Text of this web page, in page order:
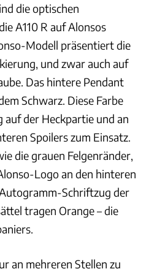
die optischen
A110 R auf Alonsos
Modell präsentiert die
und zwar auch auf
Das hintere Pendant
Schwarz. Diese Farbe
der Heckpartie und an
Spoilers zum Einsatz.
die grauen Felgenränder,
Logo an den hinteren
Schriftzug der
tragen Orange – die
an mehreren Stellen zu